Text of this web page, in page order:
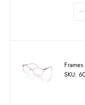
SKU: